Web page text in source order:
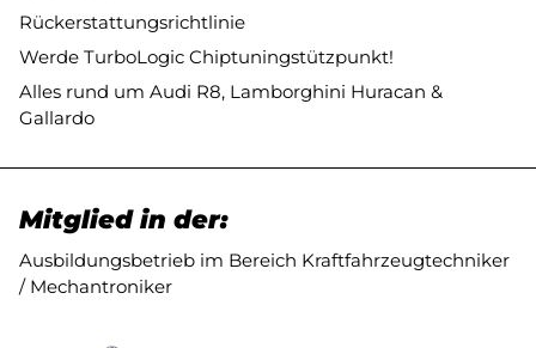
Rückerstattungsrichtlinie
Werde TurboLogic Chiptuningstützpunkt!
Alles rund um Audi R8, Lamborghini Huracan &
Gallardo
Mitglied in der:
Ausbildungsbetrieb im Bereich Kraftfahrzeugtechniker
/ Mechantroniker